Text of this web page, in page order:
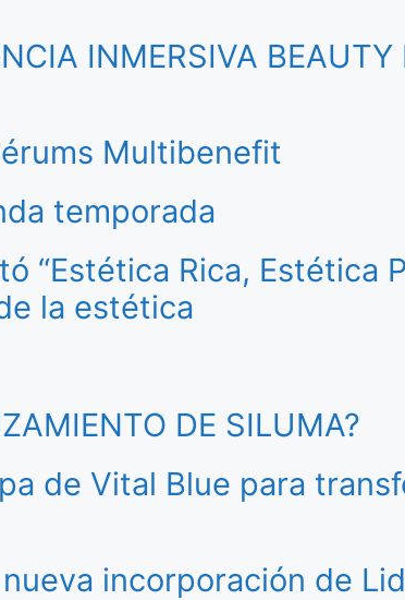
INMERSIVA
Multibenefit
temporada
“Estética Rica, Estética
la estética
DE SILUMA?
de Vital Blue para
incorporación de